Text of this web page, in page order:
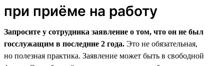
при приёме на работу
Запросите у сотрудника заявление о том, что он не был
госслужащим в последние 2 года. Это не обязательная,
но полезная практика. Заявление может быть в свободной